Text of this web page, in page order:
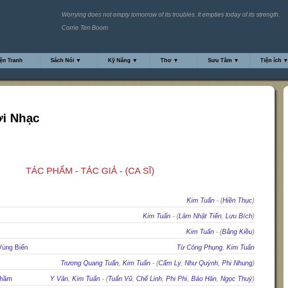
Worrying does not empty tomorrow of its troubles. It empties today of its strength.
Corrie Ten Boom
Tranh Sách Nói ▼ Kỹ Năng ▼ Thơ ▼ Sưu Tầm ▼ Tiện ích ▼
Nhạc
TÁC PHẨM - TÁC GIẢ - (CA SĨ)
Kim Tuấn - (Hiền Thục)
Kim Tuấn - (Lâm Nhật Tiến, Lưu Bích)
Kim Tuấn - (Bằng Kiều)
Biển Từ Công Phụng, Kim Tuấn
Trương Quang Tuấn, Kim Tuấn - (Cẩm Ly, Như Quỳnh, Phi Nhung)
Y Vân, Kim Tuấn - (Tuấn Vũ, Chế Linh, Phi Phi, Bảo Hân, Ngọc Thuý)